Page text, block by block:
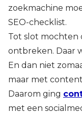
zoekmachine
SEO-checklist.
Tot slot mochten
ontbreken. Daar
En dan niet
maar met
Daarom ging
met een